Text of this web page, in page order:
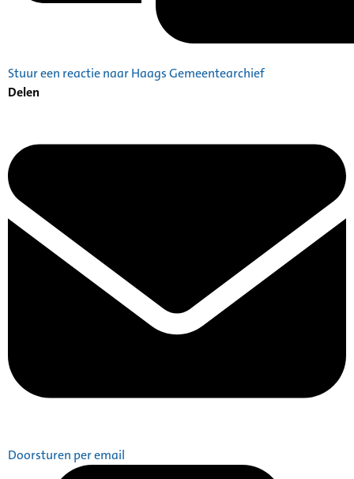
Stuur een reactie naar Haags Gemeentearchief
Delen
Doorsturen per email